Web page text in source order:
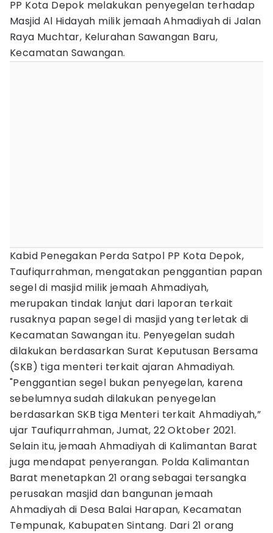
PP Kota Depok melakukan penyegelan terhadap
Masjid Al Hidayah milik jemaah Ahmadiyah di Jalan
Raya Muchtar, Kelurahan Sawangan Baru,
Kecamatan Sawangan.
Kabid Penegakan Perda Satpol PP Kota Depok,
Taufiqurrahman, mengatakan penggantian papan
segel di masjid milik jemaah Ahmadiyah,
merupakan tindak lanjut dari laporan terkait
rusaknya papan segel di masjid yang terletak di
Kecamatan Sawangan itu. Penyegelan sudah
dilakukan berdasarkan Surat Keputusan Bersama
(SKB) tiga menteri terkait ajaran Ahmadiyah.
"Penggantian segel bukan penyegelan, karena
sebelumnya sudah dilakukan penyegelan
berdasarkan SKB tiga Menteri terkait Ahmadiyah,”
ujar Taufiqurrahman, Jumat, 22 Oktober 2021.
Selain itu, jemaah Ahmadiyah di Kalimantan Barat
juga mendapat penyerangan. Polda Kalimantan
Barat menetapkan 21 orang sebagai tersangka
perusakan masjid dan bangunan jemaah
Ahmadiyah di Desa Balai Harapan, Kecamatan
Tempunak, Kabupaten Sintang. Dari 21 orang